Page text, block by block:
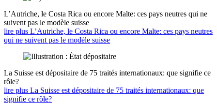
L’Autriche, le Costa Rica ou encore Malte: ces pays neutres qui ne
suivent pas le modèle suisse
lire plus L’Autriche, le Costa Rica ou encore Malte: ces pays neutres
qui ne suivent pas le modèle suisse
La Suisse est dépositaire de 75 traités internationaux: que signifie ce
rôle?
lire plus La Suisse est dépositaire de 75 traités internationaux: que
signifie ce rôle?